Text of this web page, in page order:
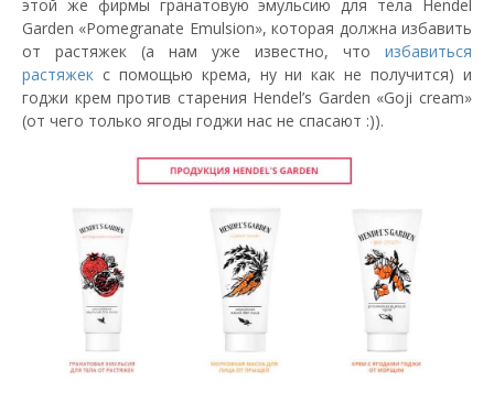
этой же фирмы гранатовую эмульсию для тела Hendel
Garden «Pomegranate Emulsion», которая должна избавить
от растяжек (а нам уже известно, что избавиться
растяжек с помощью крема, ну ни как не получится) и
годжи крем против старения Hendel’s Garden «Goji cream»
(от чего только ягоды годжи нас не спасают :)).